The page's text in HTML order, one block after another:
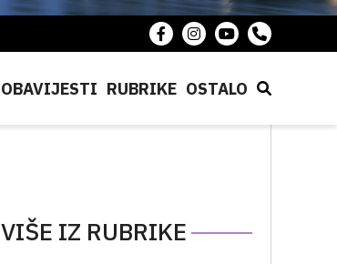
OBAVIJESTI RUBRIKE OSTALO
VIŠE IZ RUBRIKE